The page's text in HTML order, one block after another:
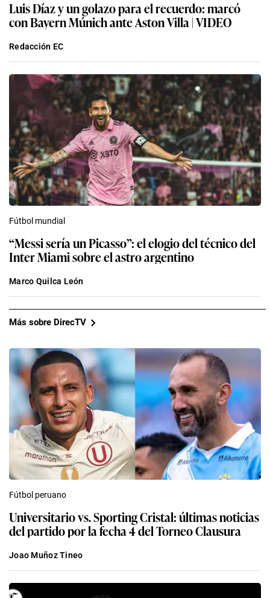
Luis Díaz y un golazo para el recuerdo: marcó
con Bayern Múnich ante Aston Villa | VIDEO
Redacción EC
Fútbol mundial
“Messi sería un Picasso”: el elogio del técnico del
Inter Miami sobre el astro argentino
Marco Quilca León
Más sobre DirecTV
Fútbol peruano
Universitario vs. Sporting Cristal: últimas noticias
del partido por la fecha 4 del Torneo Clausura
Joao Muñoz Tineo